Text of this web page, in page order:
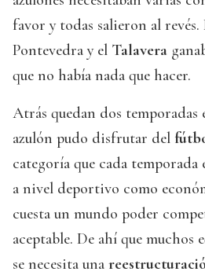
favor y todas salieron al revés.
Pontevedra y el Talavera
que no había nada que hacer.
Atrás quedan dos temporadas
azulón pudo disfrutar del
categoría que cada temporada
a nivel deportivo como
cuesta un mundo poder
aceptable. De ahí que muchos
se necesita una